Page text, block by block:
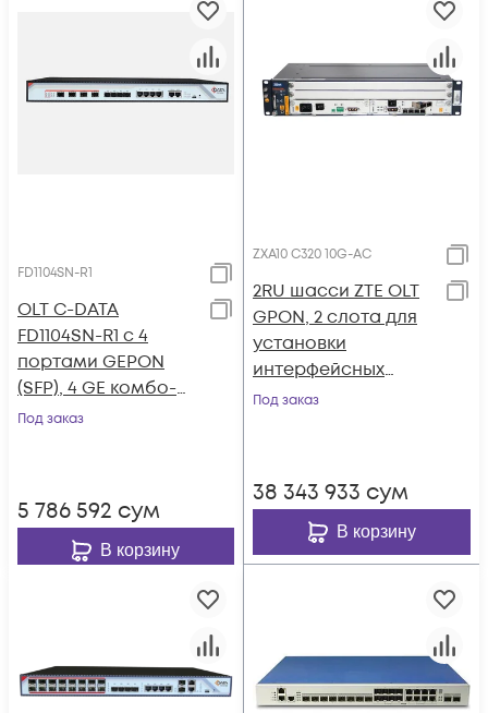
FD1104SN-R1
OLT C-DATA
FD1104SN-R1 с 4
портами GEPON
(SFP), 4 GE комбо-
порта, 2 БП АC
Под заказ
5 786 592 сум
В корзину
ZXA10 C320 10G-AC
2RU шасси ZTE OLT
GPON, 2 слота для
установки
интерфейсных
модулей, 10G, AC
Под заказ
38 343 933 сум
В корзину